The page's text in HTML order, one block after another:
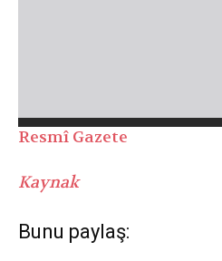
Resmî Gazete
Kaynak
Bunu paylaş: